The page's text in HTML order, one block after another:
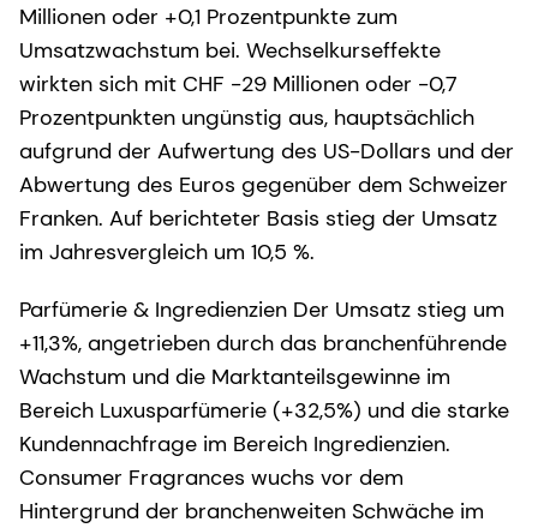
Millionen oder +0,1 Prozentpunkte zum
Umsatzwachstum bei. Wechselkurseffekte
wirkten sich mit CHF -29 Millionen oder -0,7
Prozentpunkten ungünstig aus, hauptsächlich
aufgrund der Aufwertung des US-Dollars und der
Abwertung des Euros gegenüber dem Schweizer
Franken. Auf berichteter Basis stieg der Umsatz
im Jahresvergleich um 10,5 %.
Parfümerie & Ingredienzien Der Umsatz stieg um
+11,3%, angetrieben durch das branchenführende
Wachstum und die Marktanteilsgewinne im
Bereich Luxusparfümerie (+32,5%) und die starke
Kundennachfrage im Bereich Ingredienzien.
Consumer Fragrances wuchs vor dem
Hintergrund der branchenweiten Schwäche im